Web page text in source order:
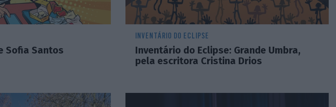
Sofia Santos
INVENTÁRIO DO ECLIPSE
Inventário do Eclipse: Grande Umbra,
pela escritora Cristina Drios